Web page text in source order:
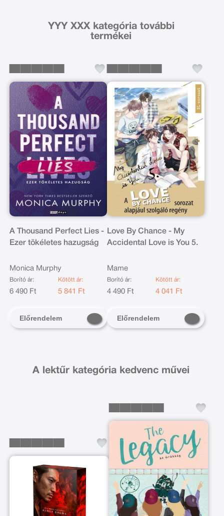
YYY XXX kategória további
termékei
A Thousand Perfect Lies -
Ezer tökéletes hazugság
Monica Murphy
Borító ár:
6 490 Ft
Kötött ár:
5 841 Ft
Előrendelem
Love By Chance - My
Accidental Love is You 5.
Mame
Borító ár:
4 490 Ft
Kötött ár:
4 041 Ft
Előrendelem
A lektűr kategória kedvenc művei